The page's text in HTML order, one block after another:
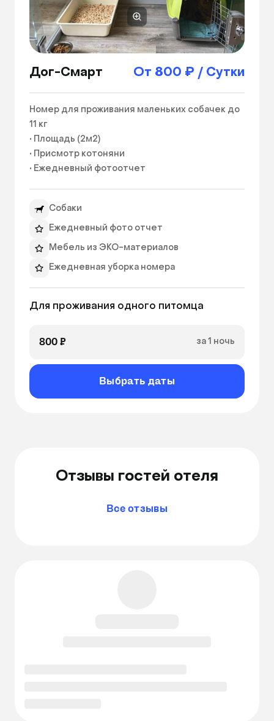
Дог-Смарт От 800 ₽ / Сутки
Номер для проживания маленьких собачек до
11 кг
• Площадь (2м2)
• Присмотр котоняни
• Ежедневный фотоотчет
• Чистая и свежая питьевая вода
• Генеральная уборка номера 2-3 раза в день
• Игры и забота о питомце
Собаки
Ежедневный фото отчет
Мебель из ЭКО-материалов
Ежедневная уборка номера
Фильтрованная вода
Индивидуальный режим кормления
Для проживания одного питомца
800 ₽ за 1 ночь
Выбрать даты
Отзывы гостей отеля
Все отзывы